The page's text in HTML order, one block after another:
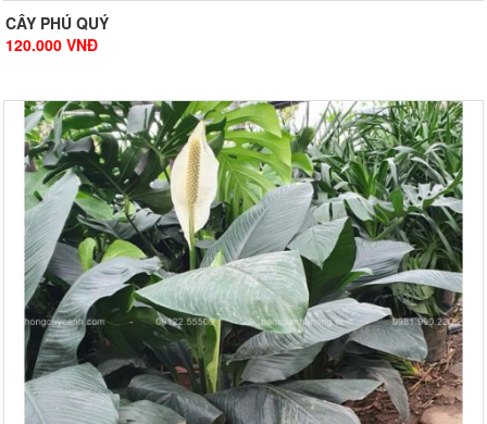
CÂY PHÚ QUÝ
120.000 VNĐ